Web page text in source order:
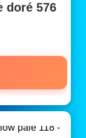
doré 576